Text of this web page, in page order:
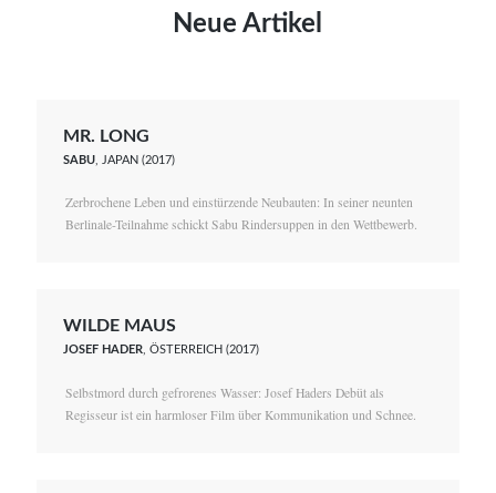
Neue Artikel
MR. LONG
SABU , JAPAN (2017)
Zerbrochene Leben und einstürzende Neubauten: In seiner neunten
Berlinale-Teilnahme schickt Sabu Rindersuppen in den Wettbewerb.
WILDE MAUS
JOSEF HADER, ÖSTERREICH (2017)
Selbstmord durch gefrorenes Wasser: Josef Haders Debüt als
Regisseur ist ein harmloser Film über Kommunikation und Schnee.